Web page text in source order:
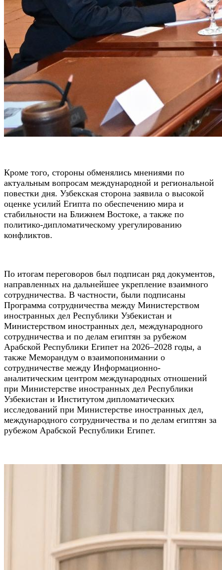
Кроме того, стороны обменялись мнениями по
актуальным вопросам международной и региональной
повестки дня. Узбекская сторона заявила о высокой
оценке усилий Египта по обеспечению мира и
стабильности на Ближнем Востоке, а также по
политико-дипломатическому урегулированию
конфликтов.
По итогам переговоров был подписан ряд документов,
направленных на дальнейшее укрепление взаимного
сотрудничества. В частности, были подписаны
Программа сотрудничества между Министерством
иностранных дел Республики Узбекистан и
Министерством иностранных дел, международного
сотрудничества и по делам египтян за рубежом
Арабской Республики Египет на 2026–2028 годы, а
также Меморандум о взаимопонимании о
сотрудничестве между Информационно-
аналитическим центром международных отношений
при Министерстве иностранных дел Республики
Узбекистан и Институтом дипломатических
исследований при Министерстве иностранных дел,
международного сотрудничества и по делам египтян за
рубежом Арабской Республики Египет.